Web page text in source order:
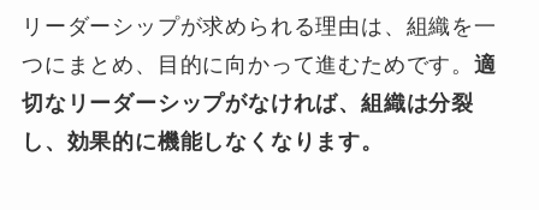
リーダーシップが求められる理由は、組織を一
つにまとめ、目的に向かって進むためです。適
切なリーダーシップがなければ、組織は分裂
し、効果的に機能しなくなります。